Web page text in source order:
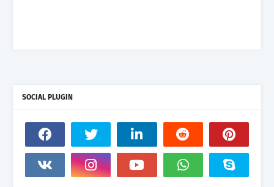
SOCIAL PLUGIN